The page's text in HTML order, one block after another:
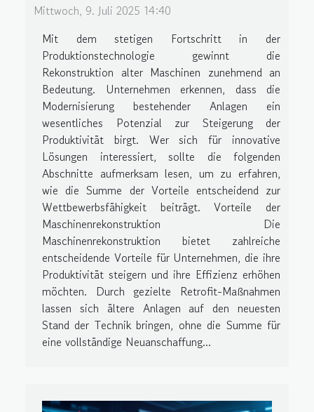
Mittwoch, 9. Juli 2025 14:40
Mit dem stetigen Fortschritt in der
Produktionstechnologie gewinnt die
Rekonstruktion alter Maschinen zunehmend an
Bedeutung. Unternehmen erkennen, dass die
Modernisierung bestehender Anlagen ein
wesentliches Potenzial zur Steigerung der
Produktivität birgt. Wer sich für innovative
Lösungen interessiert, sollte die folgenden
Abschnitte aufmerksam lesen, um zu erfahren,
wie die Summe der Vorteile entscheidend zur
Wettbewerbsfähigkeit beiträgt. Vorteile der
Maschinenrekonstruktion Die
Maschinenrekonstruktion bietet zahlreiche
entscheidende Vorteile für Unternehmen, die ihre
Produktivität steigern und ihre Effizienz erhöhen
möchten. Durch gezielte Retrofit-Maßnahmen
lassen sich ältere Anlagen auf den neuesten
Stand der Technik bringen, ohne die Summe für
eine vollständige Neuanschaffung...